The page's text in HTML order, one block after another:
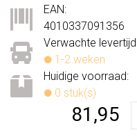
Verwachte
1-2 weken
Huidige voorraad:
0 stuk(s)
EAN:
4010337091356
81,95